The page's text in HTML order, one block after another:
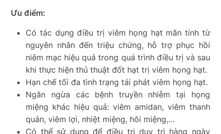
Ưu điểm:
Có tác dụng điều trị viêm họng hạt mãn tính từ
nguyên nhân đến triệu chứng, hỗ trợ phục hồi
niêm mạc hiệu quả trong quá trình điều trị và sau
khi thực hiện thủ thuật đốt hạt trị viêm họng hạt.
Hạn chế tối đa tình trạng tái phát viêm họng hạt.
Ngăn ngừa các bệnh truyền nhiễm tại họng
miệng khác hiệu quả: viêm amidan, viêm thanh
quản, viêm lợi, nhiệt miệng, hôi miệng,…
Có thể sử dụng để điều trị duy trì hàng ngày